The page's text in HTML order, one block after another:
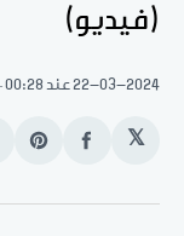
(فيديو)
22-03-2024عند 00:28
𝕏
انشر
الفيسبوك